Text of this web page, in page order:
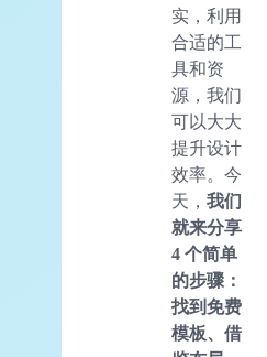
实，利用
合适的工
具和资
源，我们
可以大大
提升设计
效率。今
天， 我们
就来分享
4 个简单
的步骤：
找到免费
模板、借